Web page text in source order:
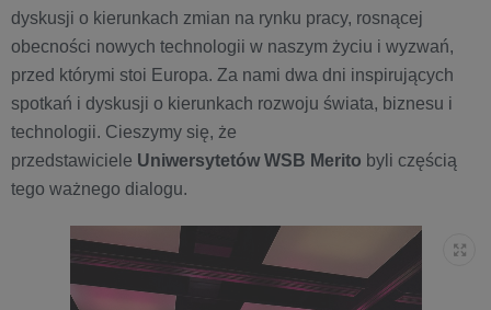
dyskusji o kierunkach zmian na rynku pracy, rosnącej
obecności nowych technologii w naszym życiu i wyzwań,
przed którymi stoi Europa. Za nami dwa dni inspirujących
spotkań i dyskusji o kierunkach rozwoju świata, biznesu i
technologii. Cieszymy się, że
przedstawiciele Uniwersytetów WSB Merito byli częścią
tego ważnego dialogu.